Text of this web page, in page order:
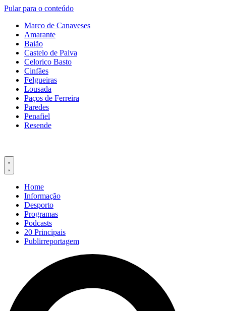
Pular para o conteúdo
Marco de Canaveses
Amarante
Baião
Castelo de Paiva
Celorico Basto
Cinfães
Felgueiras
Lousada
Paços de Ferreira
Paredes
Penafiel
Resende
Home
Informação
Desporto
Programas
Podcasts
20 Principais
Publirreportagem